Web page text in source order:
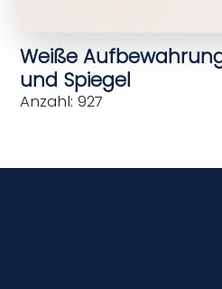
Weiße
und Spiegel
Anzahl: 927